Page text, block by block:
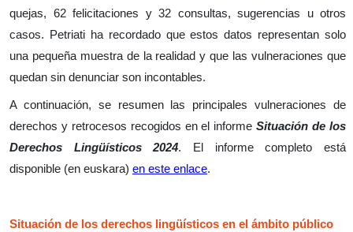
quejas, 62 felicitaciones y 32 consultas, sugerencias u otros
casos. Petriati ha recordado que estos datos representan solo
una pequeña muestra de la realidad y que las vulneraciones que
quedan sin denunciar son incontables.
A continuación, se resumen las principales vulneraciones de
derechos y retrocesos recogidos en el informeSituación de los
Derechos Lingüísticos 2024. El informe completo está
disponible (en euskara) en este enlace.
Situación de los derechos lingüísticos en el ámbito público